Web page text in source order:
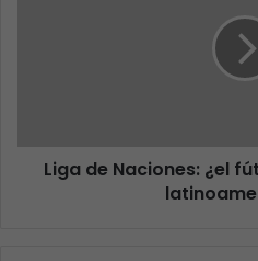
Liga de Naciones: ¿el